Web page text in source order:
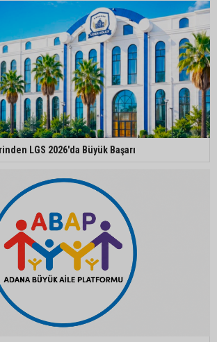
CHP Adana Milletvekili Dr. Müzeyyen Şevkin:
“Akdeniz bir atık deposuna dönüşmemeli”
Adana’da aile içi arsa krizi: 95 yaşındaki kadının
miras arsası satıldı, 17 milyonun 13 milyonu
harcandı
Uluslararası Adana Altın Koza Film Festivali’nde
Orhan Kemal Emek Ödülleri’nin sahipleri belli oldu
Adana’da trafikte testereyle saldırı iddiası:
Şüpheli tutuklandı
Adana’da internet kablosu hırsızlığı kamerada:
Mahallenin bir bölümünde internet erişimi kesildi
LGS 2026'da Büyük Başarı